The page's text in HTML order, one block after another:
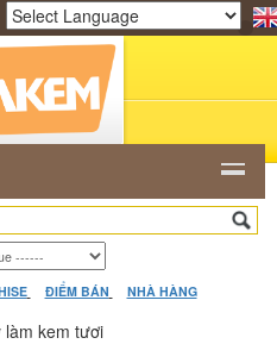
NHÀ HÀNG
HỎI ĐÁP
Powered by Translate
ĐIỂM BÁN NHÀ HÀNG
làm kem tươi